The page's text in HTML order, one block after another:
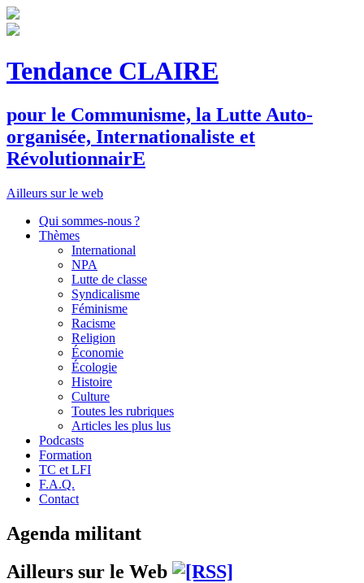
Tendance CLAIRE
pour le Communisme, la Lutte Auto-
organisée, Internationaliste et
RévolutionnairE
Ailleurs sur le web
Qui sommes-nous ?
Thèmes
International
NPA
Lutte de classe
Syndicalisme
Féminisme
Racisme
Religion
Économie
Écologie
Histoire
Culture
Toutes les rubriques
Articles les plus lus
Podcasts
Formation
TC et LFI
F.A.Q.
Contact
Agenda militant
Ailleurs sur le Web